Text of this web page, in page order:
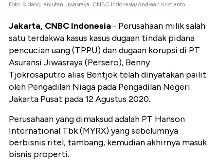
Foto: Sidang lanjutan Jiwasraya. CNBC Indonesia/Andrean Kristianto
Jakarta, CNBC Indonesia - Perusahaan milik salah
satu terdakwa kasus kasus dugaan tindak pidana
pencucian uang (TPPU) dan dugaan korupsi di PT
Asuransi Jiwasraya (Persero), Benny
Tjokrosaputro alias Bentjok telah dinyatakan pailit
oleh Pengadilan Niaga pada Pengadilan Negeri
Jakarta Pusat pada 12 Agustus 2020.
Perusahaan yang dimaksud adalah PT Hanson
International Tbk (MYRX) yang sebelumnya
berbisnis ritel, tambang, kemudian akhirnya masuk
bisnis properti.